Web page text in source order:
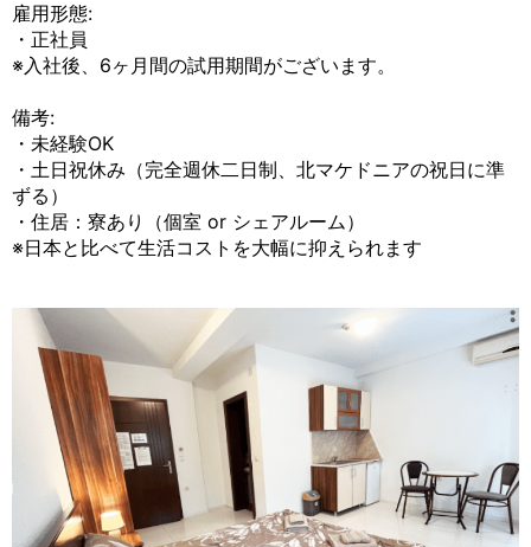
雇用形態:
・正社員
※入社後、6ヶ月間の試用期間がございます。
備考:
・未経験OK
・土日祝休み（完全週休二日制、北マケドニアの祝日に準
ずる）
・住居：寮あり（個室 or シェアルーム）
※日本と比べて生活コストを大幅に抑えられます